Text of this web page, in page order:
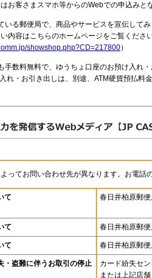
お客さまスマホ等からのWebでの申込みと
いる郵便局で、商品やサービスを宣伝して
内容はこちらのホームページをご覧くださ
showshop.php?CD=217800）
手数料無料で、ゆうちょ口座のお預け入れ
れ・お引き出しは、別途、ATM硬貨預払料
ってお問い合わせ先が異なります。お電話
て 春日井柏原郵
て 春日井柏原郵
て 春日井柏原郵
・盗難に伴うお取引の停止
カード紛失セ
または上記店舗